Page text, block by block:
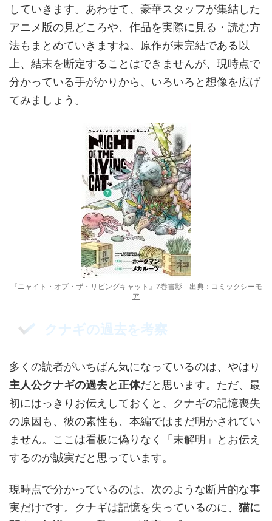
していきます。あわせて、豪華スタッフが集結した
アニメ版の見どころや、作品を実際に見る・読む方
法もまとめていきますね。原作が未完結である以
上、結末を断定することはできませんが、現時点で
分かっている手がかりから、いろいろと想像を広げ
てみましょう。
『ニャイト・オブ・ザ・リビングキャット』7巻書影 出典： コミックシーモ
ア
クナギの過去を考察
多くの読者がいちばん気になっているのは、やはり
主人公クナギの過去と正体だと思います。ただ、最
初にはっきりお伝えしておくと、クナギの記憶喪失
の原因も、彼の素性も、本編ではまだ明かされてい
ません。ここは看板に偽りなく「未解明」とお伝え
するのが誠実だと思っています。
現時点で分かっているのは、次のような断片的な事
実だけです。クナギは記憶を失っているのに、 猫に